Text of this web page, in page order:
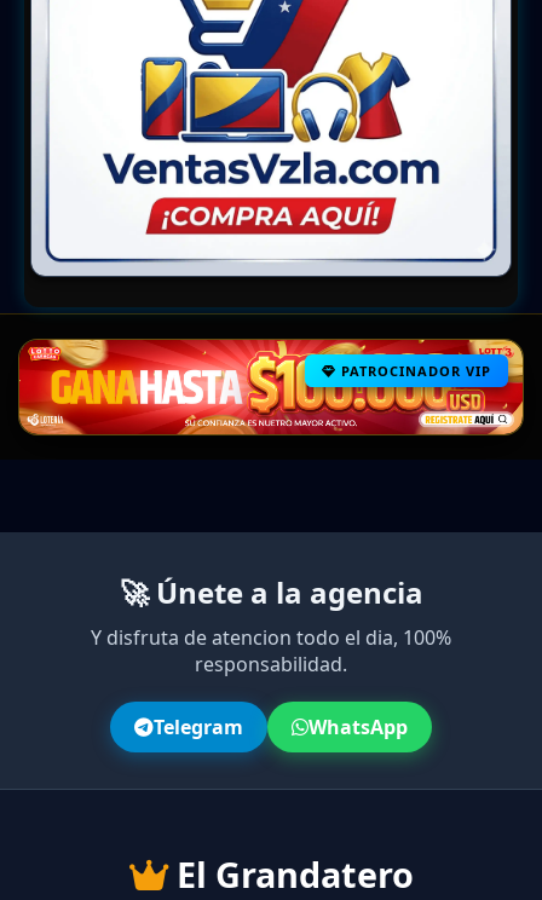
PATROCINADOR VIP
🚀 Únete a la agencia
Y disfruta de atencion todo el dia, 100%
responsabilidad.
Telegram WhatsApp
El Grandatero